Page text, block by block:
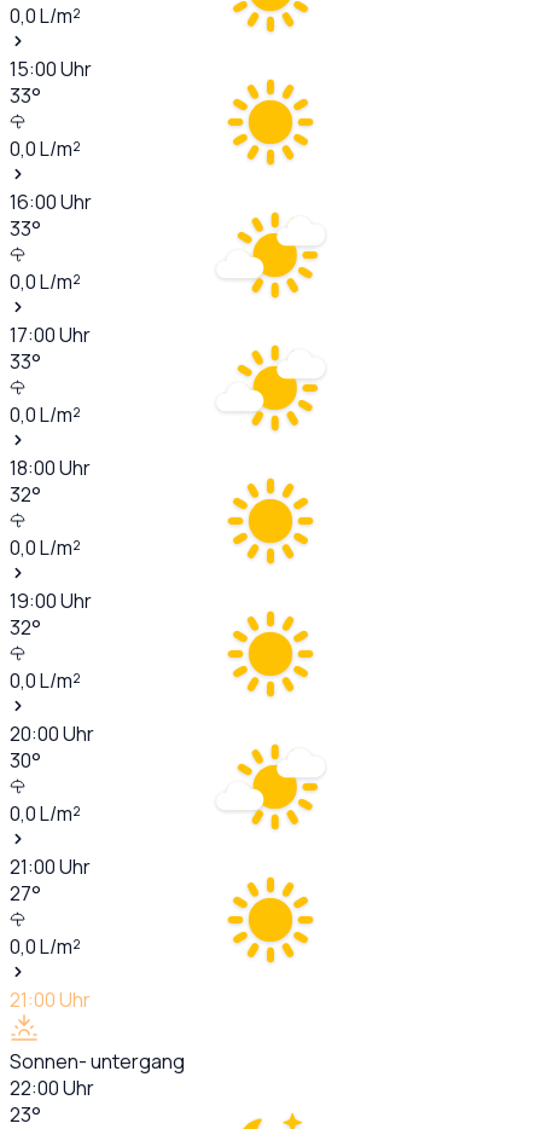
0,0L/m²
15:00Uhr
33°
0,0L/m²
16:00Uhr
33°
0,0L/m²
17:00Uhr
33°
0,0L/m²
18:00Uhr
32°
0,0L/m²
19:00Uhr
32°
0,0L/m²
20:00Uhr
30°
0,0L/m²
21:00Uhr
27°
0,0L/m²
21:00Uhr
Sonnen- untergang
22:00Uhr
23°